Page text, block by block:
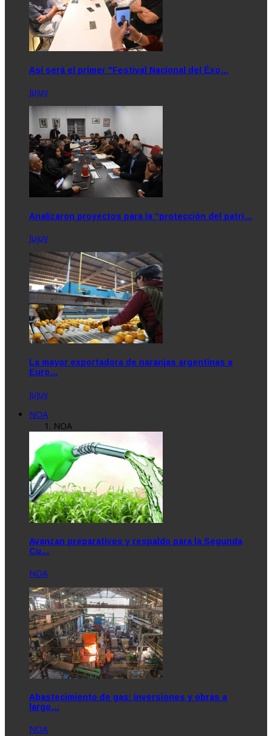
Así será el primer "Festival Nacional del Éxo…
Jujuy
Analizaron proyectos para la “protección del patri…
Jujuy
La mayor exportadora de naranjas argentinas a
Euro…
Jujuy
NOA
NOA
Avanzan preparativos y respaldo para la Segunda
Cu…
NOA
Abastecimiento de gas: inversiones y obras a
largo…
NOA